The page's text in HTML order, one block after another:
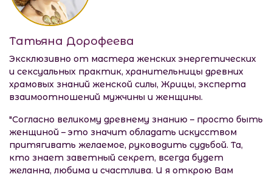
Татьяна Дорофеева
Эксклюзивно от мастера женских энергетических
и сексуальных практик, хранительницы древних
храмовых знаний женской силы, Жрицы, эксперта
взаимоотношений мужчины и женщины.
"Согласно великому древнему знанию – просто быть
женщиной – это значит обладать искусством
притягивать желаемое, руководить судьбой. Та,
кто знает заветный секрет, всегда будет
желанна, любима и счастлива. И я открою Вам